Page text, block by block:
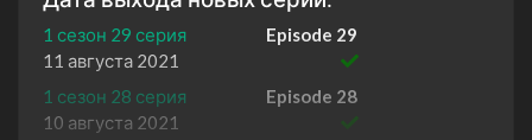
1 сезон 29 серия
Episode 29
11 августа 2021
1 сезон 28 серия
Episode 28
10 августа 2021